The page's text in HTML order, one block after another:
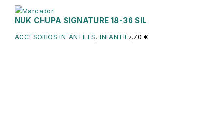
NUK CHUPA SIGNATURE 18-36 SIL
ACCESORIOS INFANTILES,INFANTIL 7,70€